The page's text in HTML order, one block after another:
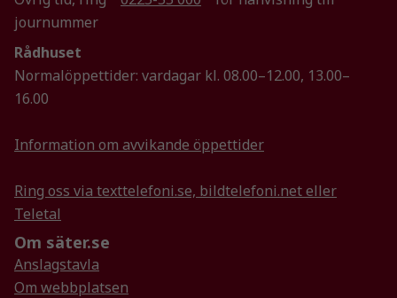
journummer
Rådhuset
Normalöppettider: vardagar kl. 08.00–12.00, 13.00–
16.00
Information om avvikande öppettider
Ring oss via texttelefoni.se, bildtelefoni.net eller
Teletal
Om säter.se
Anslagstavla
Om webbplatsen
hur
För att vår